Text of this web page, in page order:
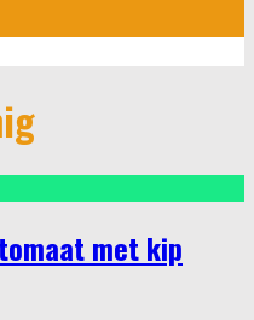
met kip